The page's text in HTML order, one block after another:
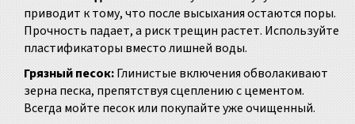
приводит к тому, что после высыхания остаются поры.
Прочность падает, а риск трещин растет. Используйте
пластификаторы вместо лишней воды.
Грязный песок:Глинистые включения обволакивают
зерна песка, препятствуя сцеплению с цементом.
Всегда мойте песок или покупайте уже очищенный.